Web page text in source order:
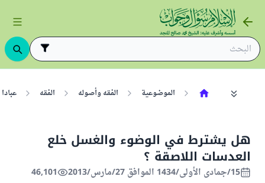
الموضوعية الفقه وأصوله الفقه
هل يشترط في الوضوء والغسل خلع
العدسات اللاصقة ؟
15/جمادى الأولى/1434 الموافق 27/مارس/2013 46,101